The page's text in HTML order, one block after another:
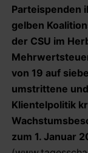
Parteispenden
gelben
der CSU im
von 19 auf
umstrittene
Klientelpolitik
zum 1. Januar